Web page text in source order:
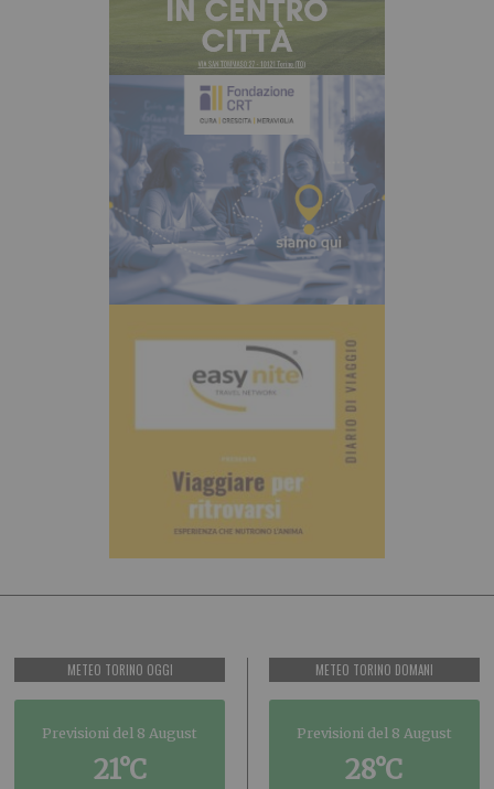
METEO TORINO OGGI
Previsioni del 8 August
21°C
METEO TORINO DOMANI
Previsioni del 8 August
28°C